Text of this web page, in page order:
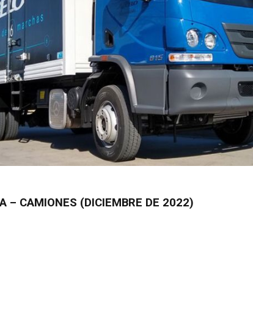
– CAMIONES (DICIEMBRE DE 2022)